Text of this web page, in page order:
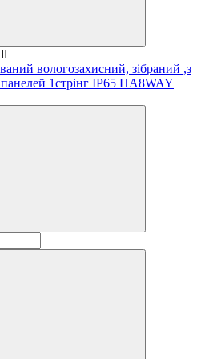
вологозахисний, зібраний ,з
1стрінг IP65 HA8WAY